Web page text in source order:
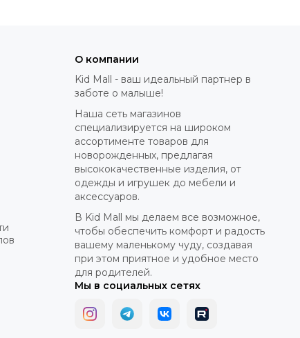
О компании
Kid Mall - ваш идеальный партнер в
заботе о малыше!
Наша сеть магазинов
специализируется на широком
ассортименте товаров для
новорожденных, предлагая
высококачественные изделия, от
одежды и игрушек до мебели и
аксессуаров.
В Kid Mall мы делаем все возможное,
чтобы обеспечить комфорт и радость
вашему маленькому чуду, создавая
при этом приятное и удобное место
для родителей.
Мы в социальных сетях